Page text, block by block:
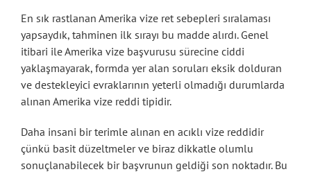
En sık rastlanan Amerika vize ret sebepleri sıralaması
yapsaydık, tahminen ilk sırayı bu madde alırdı. Genel
itibari ile Amerika vize başvurusu sürecine ciddi
yaklaşmayarak, formda yer alan soruları eksik dolduran
ve destekleyici evraklarının yeterli olmadığı durumlarda
alınan Amerika vize reddi tipidir.
Daha insani bir terimle alınan en acıklı vize reddidir
çünkü basit düzeltmeler ve biraz dikkatle olumlu
sonuçlanabilecek bir başvrunun geldiği son noktadır. Bu